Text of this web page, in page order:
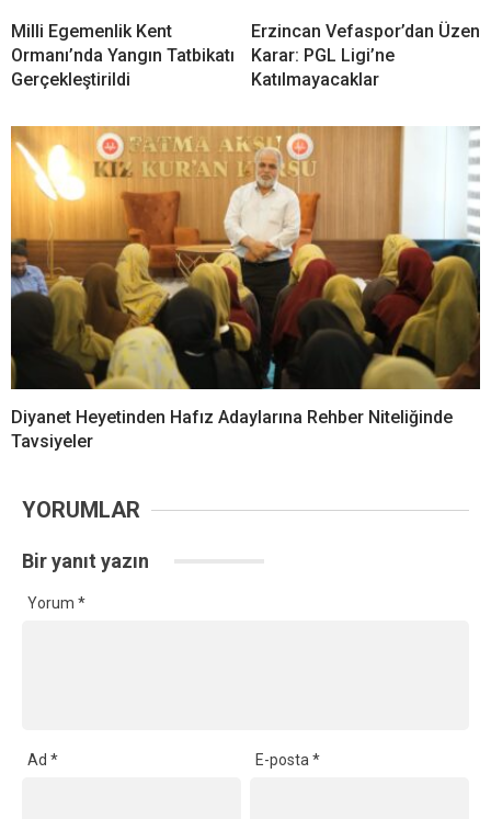
Milli Egemenlik Kent
Ormanı’nda Yangın Tatbikatı
Gerçekleştirildi
Erzincan Vefaspor’dan Üzen
Karar: PGL Ligi’ne
Katılmayacaklar
Diyanet Heyetinden Hafız Adaylarına Rehber Niteliğinde
Tavsiyeler
YORUMLAR
Bir yanıt yazın
Yorum *
Ad * E-posta*